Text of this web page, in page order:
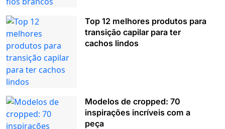
Top 12 melhores produtos para
transição capilar para ter
cachos lindos
Modelos de cropped: 70
inspirações incríveis com a
peça